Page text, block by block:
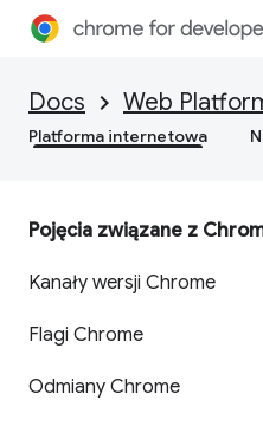
Docs Web
Platforma internetowa
Pojęcia związane z
Kanały wersji Chrome
Flagi Chrome
Odmiany Chrome